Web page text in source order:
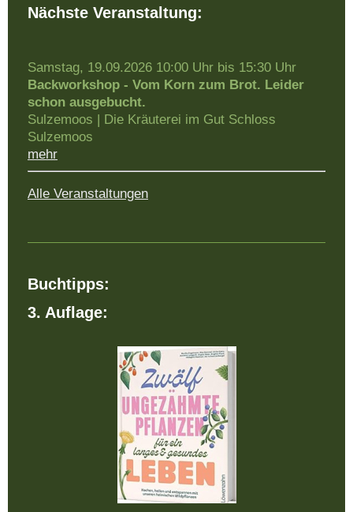
Nächste Veranstaltung:
Samstag, 19.09.2026 10:00 Uhr bis 15:30 Uhr
Backworkshop - Vom Korn zum Brot. Leider
schon ausgebucht.
Sulzemoos
Die Kräuterei im Gut Schloss
Sulzemoos
mehr
Alle Veranstaltungen
Buchtipps:
3. Auflage: